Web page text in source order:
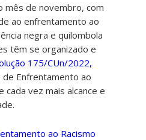
mês de novembro, com
ao enfrentamento ao
negra e quilombola
têm se organizado e
175/CUn/2022,
de Enfrentamento ao
cada vez mais alcance e
ao Racismo